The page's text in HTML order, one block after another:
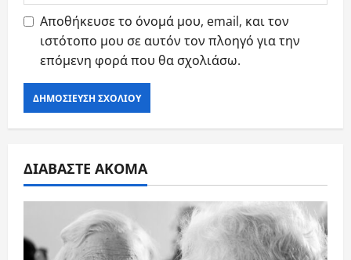
Αποθήκευσε το όνομά μου, email, και τον
ιστότοπο μου σε αυτόν τον πλοηγό για την
επόμενη φορά που θα σχολιάσω.
ΔΙΑΒΑΣΤΕ ΑΚΟΜΑ